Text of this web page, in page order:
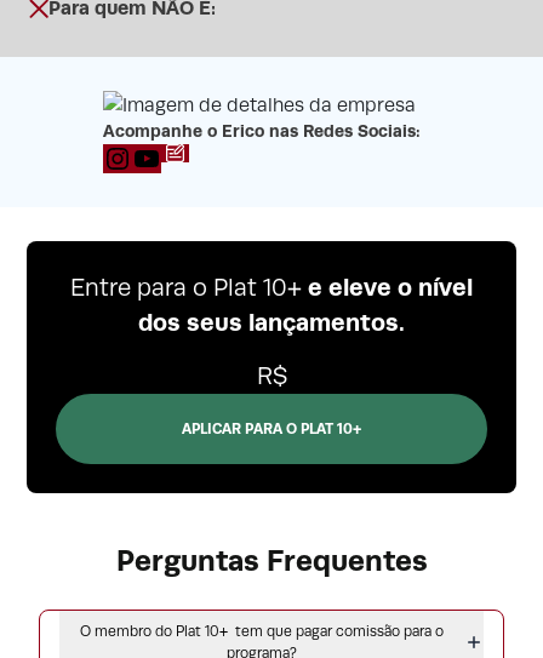
Para quem NÃO É:
Acompanhe o Erico nas Redes Sociais:
Entre para o Plat 10+ e eleve o nível
dos seus lançamentos.
R$
APLICAR PARA O PLAT 10+
Perguntas Frequentes
O membro do Plat 10+ tem que pagar comissão para o
programa?